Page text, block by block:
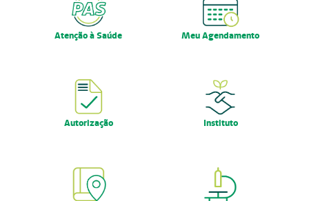
Fale Conosco
Atenção à Saúde Meu Agendamento
Autorização Instituto